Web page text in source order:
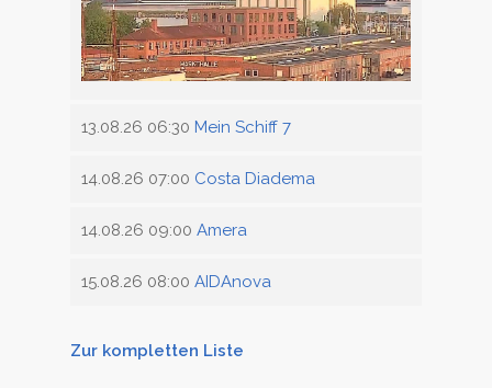
13.08.26 06:30 Mein Schiff 7
14.08.26 07:00 Costa Diadema
14.08.26 09:00 Amera
15.08.26 08:00 AIDAnova
Zur kompletten Liste